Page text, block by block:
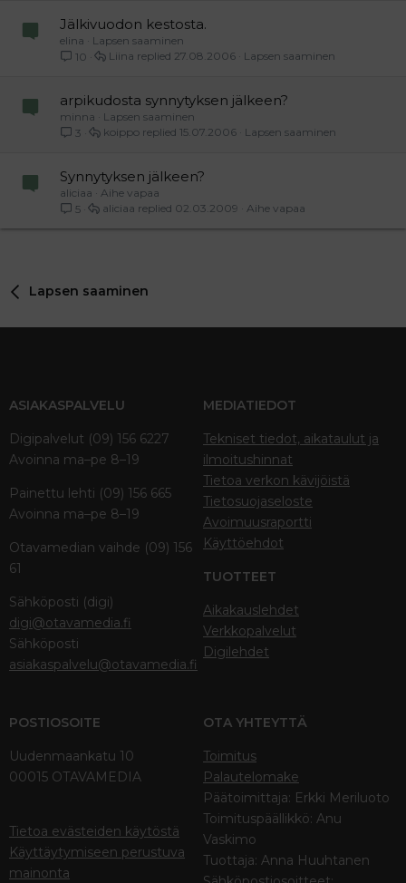
Jälkivuodon kestosta.
elina
Lapsen saaminen
10
Lapsen saaminen
27.08.2006
Liina
arpikudosta synnytyksen jälkeen?
minna
Lapsen saaminen
3
Lapsen saaminen
15.07.2006
koippo
Synnytyksen jälkeen?
aliciaa
Aihe vapaa
5
Aihe vapaa
02.03.2009
aliciaa
Lapsen saaminen
ASIAKASPALVELU
Digipalvelut (09) 156 6227
Avoinna ma–pe 8–19
Painettu lehti (09) 156 665
Avoinna ma–pe 8–19
Otavamedian vaihde (09) 156
61
Sähköposti (digi)
digi@otavamedia.fi
Sähköposti
asiakaspalvelu@otavamedia.fi
MEDIATIEDOT
Tekniset tiedot, aikataulut ja
ilmoitushinnat
Tietoa verkon kävijöistä
Tietosuojaseloste
Avoimuusraportti
Käyttöehdot
TUOTTEET
Aikakauslehdet
Verkkopalvelut
Digilehdet
POSTIOSOITE
Uudenmaankatu 10
00015 OTAVAMEDIA
Tietoa evästeiden käytöstä
Käyttäytymiseen perustuva
mainonta
OTA YHTEYTTÄ
Toimitus
Palautelomake
Päätoimittaja: Erkki Meriluoto
Toimituspäällikkö: Anu
Vaskimo
Tuottaja: Anna Huuhtanen